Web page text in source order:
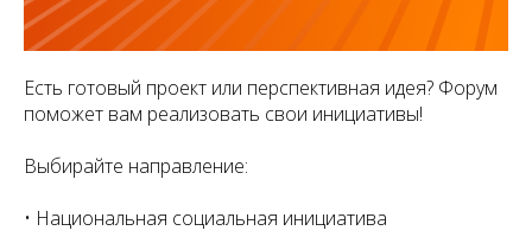
Есть готовый проект или перспективная идея? Форум
поможет вам реализовать свои инициативы!
Выбирайте направление:
• Национальная социальная инициатива